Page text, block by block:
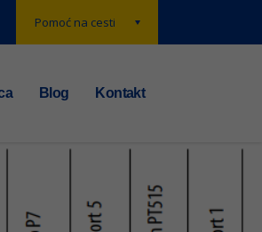
Pomoć na cesti
Blog Kontakt